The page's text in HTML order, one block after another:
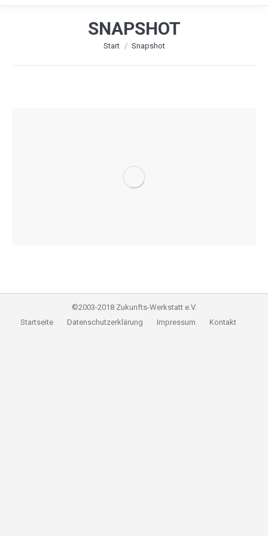
SNAPSHOT
Sie befinden sich hier:
Start Snapshot
©2003-2018 Zukunfts-Werkstatt e.V.
Startseite
Datenschutzerklärung Impressum Kontakt